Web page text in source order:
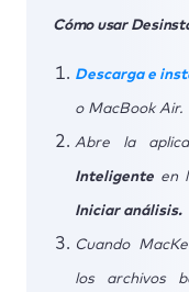
Cómo usar
Descarga e
o MacBook Air.
Abre la
Inteligente en
Iniciar análisis.
Cuando
los archivos